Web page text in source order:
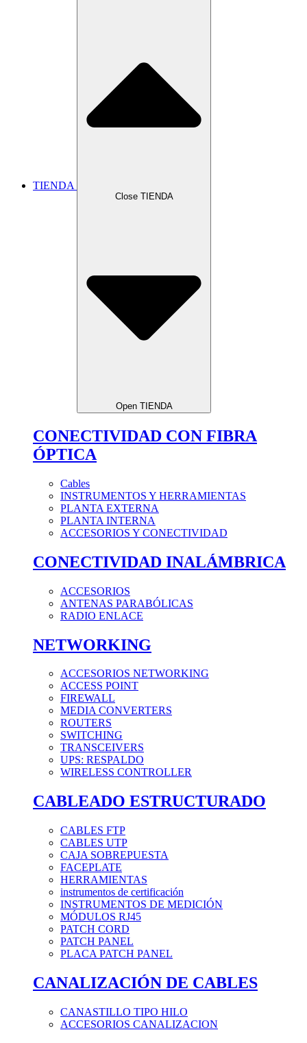
TIENDA
Close TIENDA
Open TIENDA
CONECTIVIDAD CON FIBRA
ÓPTICA
Cables
INSTRUMENTOS Y HERRAMIENTAS
PLANTA EXTERNA
PLANTA INTERNA
ACCESORIOS Y CONECTIVIDAD
CONECTIVIDAD INALÁMBRICA
ACCESORIOS
ANTENAS PARABÓLICAS
RADIO ENLACE
NETWORKING
ACCESORIOS NETWORKING
ACCESS POINT
FIREWALL
MEDIA CONVERTERS
ROUTERS
SWITCHING
TRANSCEIVERS
UPS: RESPALDO
WIRELESS CONTROLLER
CABLEADO ESTRUCTURADO
CABLES FTP
CABLES UTP
CAJA SOBREPUESTA
FACEPLATE
HERRAMIENTAS
instrumentos de certificación
INSTRUMENTOS DE MEDICIÓN
MÓDULOS RJ45
PATCH CORD
PATCH PANEL
PLACA PATCH PANEL
CANALIZACIÓN DE CABLES
CANASTILLO TIPO HILO
ACCESORIOS CANALIZACION